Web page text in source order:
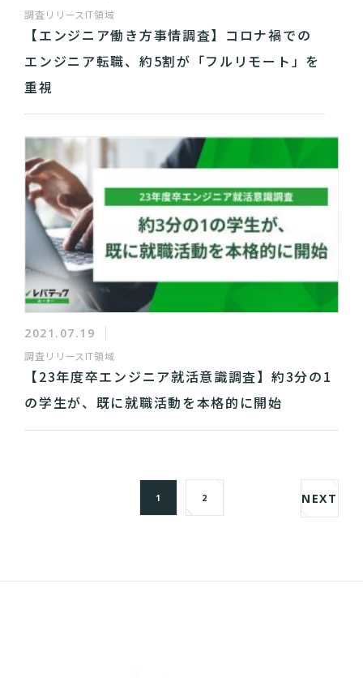
調査リリース IT領域
【エンジニア働き方事情調査】コロナ禍での
エンジニア転職、約5割が「フルリモート」を
重視
2021.07.19
調査リリース IT領域
【23年度卒エンジニア就活意識調査】約3分の1
の学生が、既に就職活動を本格的に開始
1 2 NEXT